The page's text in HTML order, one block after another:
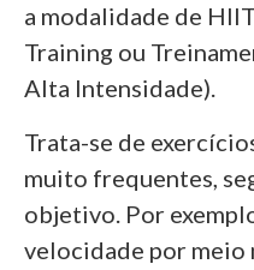
a modalidade de
Training ou
Alta Intensidade).
Trata-se de
muito frequentes,
objetivo. Por
velocidade por meio